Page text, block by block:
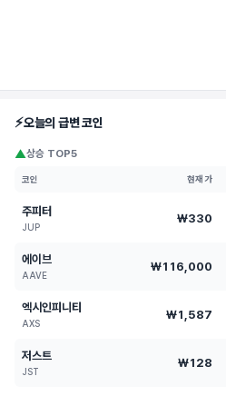
⚡오늘의 급변 코인
▲상승 TOP5
코인 현재가
주피터
JUP
₩330
에이브
AAVE
₩116,000
엑시인피니티
AXS
₩1,587
저스트
JST
₩128